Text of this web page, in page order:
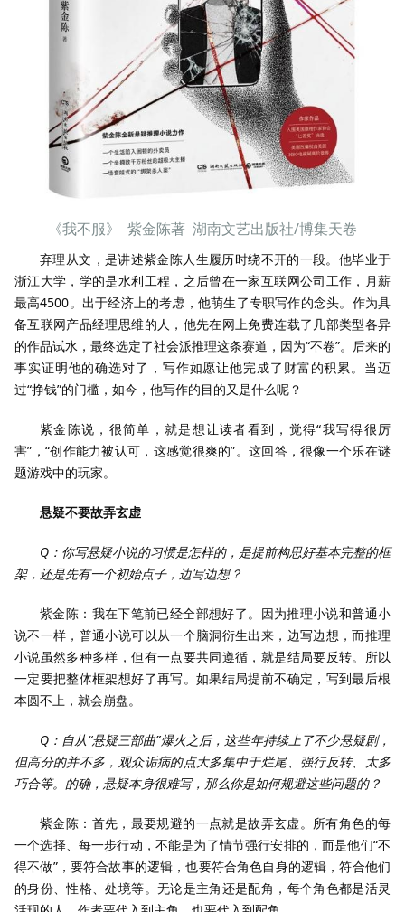
《我不服》 紫金陈著 湖南文艺出版社/博集天卷
弃理从文，是讲述紫金陈人生履历时绕不开的一段。他毕业于
浙江大学，学的是水利工程，之后曾在一家互联网公司工作，月薪
最高4500。出于经济上的考虑，他萌生了专职写作的念头。作为具
备互联网产品经理思维的人，他先在网上免费连载了几部类型各异
的作品试水，最终选定了社会派推理这条赛道，因为“不卷”。后来的
事实证明他的确选对了，写作如愿让他完成了财富的积累。当迈
过“挣钱”的门槛，如今，他写作的目的又是什么呢？
紫金陈说，很简单，就是想让读者看到，觉得“我写得很厉
害”，“创作能力被认可，这感觉很爽的”。这回答，很像一个乐在谜
题游戏中的玩家。
悬疑不要故弄玄虚
Q：你写悬疑小说的习惯是怎样的，是提前构思好基本完整的框
架，还是先有一个初始点子，边写边想？
紫金陈：我在下笔前已经全部想好了。因为推理小说和普通小
说不一样，普通小说可以从一个脑洞衍生出来，边写边想，而推理
小说虽然多种多样，但有一点要共同遵循，就是结局要反转。所以
一定要把整体框架想好了再写。如果结局提前不确定，写到最后根
本圆不上，就会崩盘。
Q：自从“悬疑三部曲”爆火之后，这些年持续上了不少悬疑剧，
但高分的并不多，观众诟病的点大多集中于烂尾、强行反转、太多
巧合等。的确，悬疑本身很难写，那么你是如何规避这些问题的？
紫金陈：首先，最要规避的一点就是故弄玄虚。所有角色的每
一个选择、每一步行动，不能是为了情节强行安排的，而是他们“不
得不做”，要符合故事的逻辑，也要符合角色自身的逻辑，符合他们
的身份、性格、处境等。无论是主角还是配角，每个角色都是活灵